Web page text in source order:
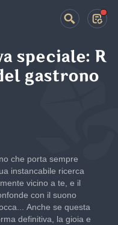
speciale: R
gastrono
che porta sempre
instancabile ricerca
vicino a te, e il
con il suono
Anche se questa
definitiva, la gioia e